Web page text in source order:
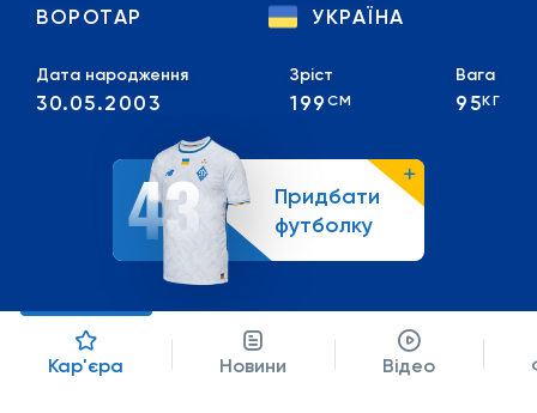
ВОРОТАР УКРАЇНА
Дата народження
30.05.2003
Зріст
199 СМ
Вага
95КГ
43
Придбати
футболку
Кар'єра Новини Відео